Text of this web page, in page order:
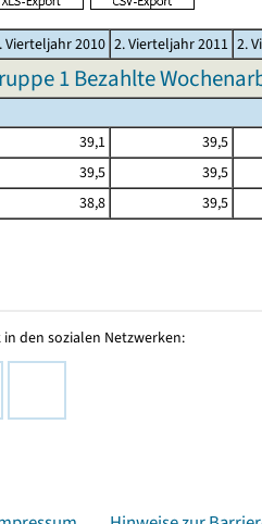
Vierteljahr 2010 2. Vierteljahr 2011 2.
1 Bezahlte
39,1 39,5
39,5 39,5
38,8 39,5
den sozialen Netzwerken: